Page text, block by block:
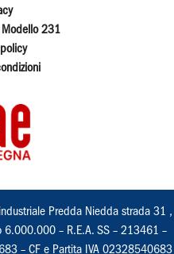
Modello 231
Predda Niedda strada 31 ,
6.000.000 – R.E.A. SS – 213461 –
– CF e Partita IVA 02328540683